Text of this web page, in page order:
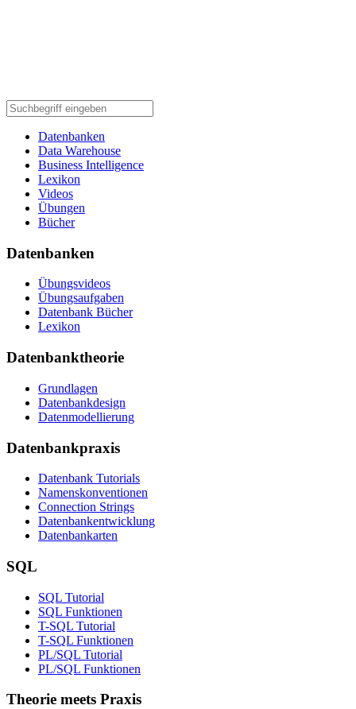
Datenbanken
Data Warehouse
Business Intelligence
Lexikon
Videos
Übungen
Bücher
Datenbanken
Übungsvideos
Übungsaufgaben
Datenbank Bücher
Lexikon
Datenbanktheorie
Grundlagen
Datenbankdesign
Datenmodellierung
Datenbankpraxis
Datenbank Tutorials
Namenskonventionen
Connection Strings
Datenbankentwicklung
Datenbankarten
SQL
SQL Tutorial
SQL Funktionen
T-SQL Tutorial
T-SQL Funktionen
PL/SQL Tutorial
PL/SQL Funktionen
Theorie meets Praxis